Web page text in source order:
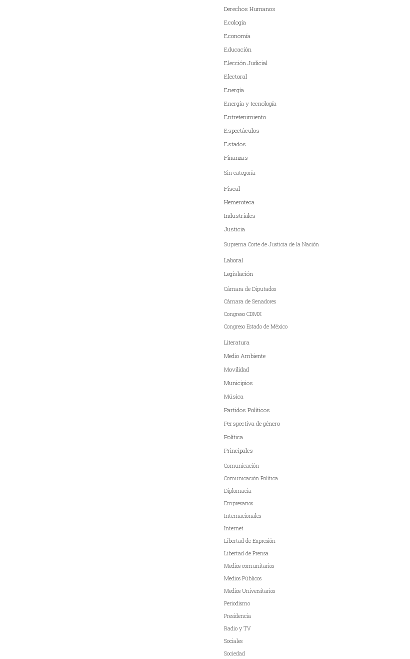
Derechos Humanos
Ecología
Economía
Educación
Elección Judicial
Electoral
Energía
Energía y tecnología
Entretenimiento
Espectáculos
Estados
Finanzas
Sin categoría
Fiscal
Hemeroteca
Industriales
Justicia
Suprema Corte de Justicia de la Nación
Laboral
Legislación
Cámara de Diputados
Cámara de Senadores
Congreso CDMX
Congreso Estado de México
Literatura
Medio Ambiente
Movilidad
Municipios
Música
Partidos Políticos
Perspectiva de género
Política
Principales
Comunicación
Comunicación Política
Diplomacia
Empresarios
Internacionales
Internet
Libertad de Expresión
Libertad de Prensa
Medios comunitarios
Medios Públicos
Medios Universitarios
Periodismo
Presidencia
Radio y TV
Sociales
Sociedad